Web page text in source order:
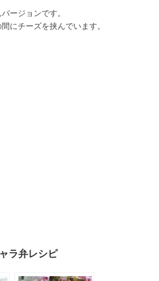
ージョンです。
にチーズを挟んでいます。
ラ弁レシピ